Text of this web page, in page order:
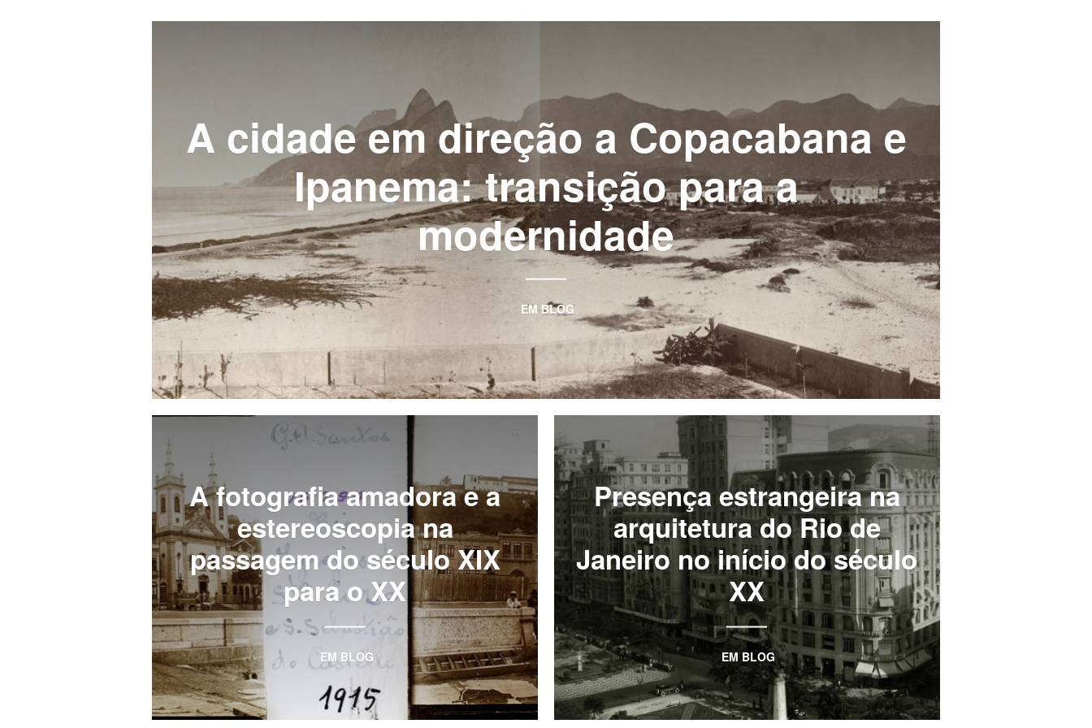
A cidade em direção a Copacabana e
Ipanema: transição para a
modernidade
EM BLOG
A fotografia amadora e a
estereoscopia na
passagem do século XIX
para o XX
EM BLOG
Presença estrangeira na
arquitetura do Rio de
Janeiro no início do século
XX
EMBLOG